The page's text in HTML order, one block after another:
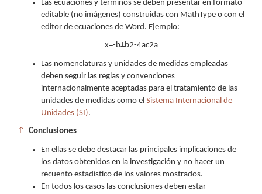
Las ecuaciones y términos se deben presentar en formato
editable (no imágenes) construidas con MathType o con el
editor de ecuaciones de Word. Ejemplo:
x=-b±b2-4ac2a
Las nomenclaturas y unidades de medidas empleadas
deben seguir las reglas y convenciones
internacionalmente aceptadas para el tratamiento de las
unidades de medidas como el Sistema Internacional de
Unidades (SI).
⇑ Conclusiones
En ellas se debe destacar las principales implicaciones de
los datos obtenidos en la investigación y no hacer un
recuento estadístico de los valores mostrados.
En todos los casos las conclusiones deben estar